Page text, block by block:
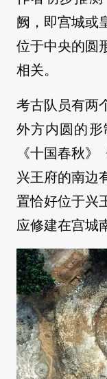
阙，即宫城或
位于中央的圆
相关。
考古队员有两
外方内圆的
《十国春秋
兴王府的南边
置恰好位于兴
应修建在宫城